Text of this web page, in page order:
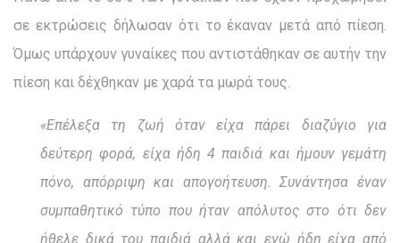
σε εκτρώσεις δήλωσαν ότι το έκαναν μετά από πίεση.
Όμως υπάρχουν γυναίκες που αντιστάθηκαν σε αυτήν την
πίεση και δέχθηκαν με χαρά τα μωρά τους.
«Επέλεξα τη ζωή όταν είχα πάρει διαζύγιο για
δεύτερη φορά, είχα ήδη 4 παιδιά και ήμουν γεμάτη
πόνο, απόρριψη και απογοήτευση. Συνάντησα έναν
συμπαθητικό τύπο που ήταν απόλυτος στο ότι δεν
ήθελε δικά του παιδιά αλλά και εγώ ήδη είχα από